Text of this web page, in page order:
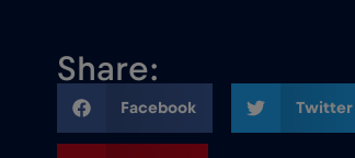
Share:
Facebook Twitter